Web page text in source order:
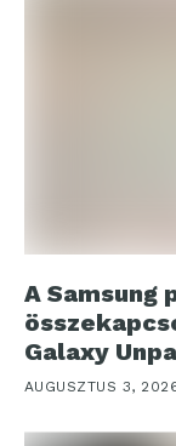
A
Galaxy
AUGUSZTUS 3,